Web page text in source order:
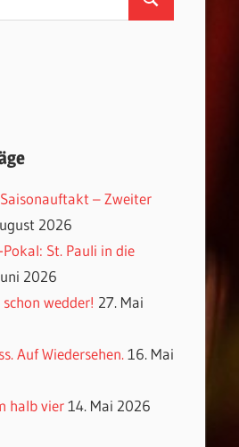
Suchen
– Zweiter
2026
Pokal: St. Pauli in die
2026
wedder! 27. Mai
Auf Wiedersehen. 16. Mai
halb vier 14. Mai 2026